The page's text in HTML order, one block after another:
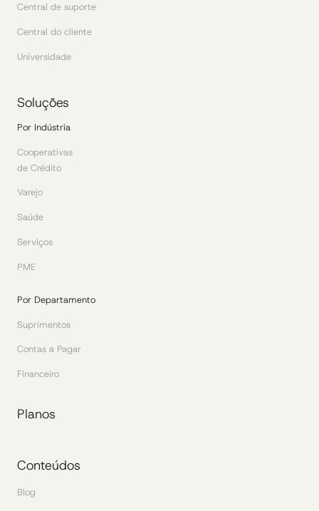
Central de suporte
Central do cliente
Universidade
Soluções
Por Indústria
Cooperativas
de Crédito
Varejo
Saúde
Serviços
PME
Por Departamento
Suprimentos
Contas a Pagar
Financeiro
Planos
Conteúdos
Blog